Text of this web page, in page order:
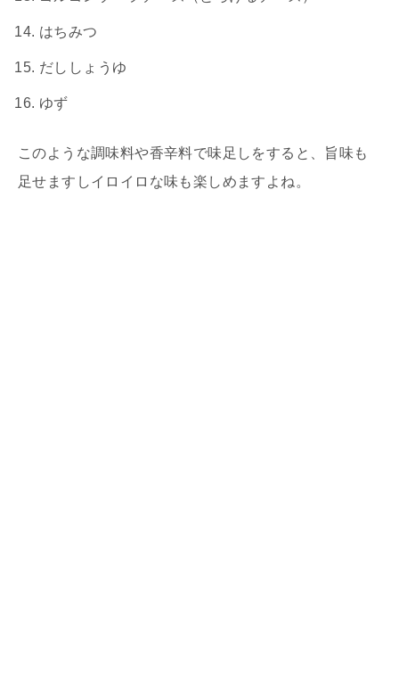
はちみつ
だししょうゆ
ゆず
このような調味料や香辛料で味足しをすると、旨味も
足せますしイロイロな味も楽しめますよね。